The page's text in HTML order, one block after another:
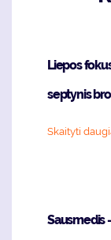
Liepos
septynis
Skaityti
Sausmedis